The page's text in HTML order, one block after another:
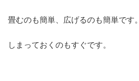
畳むのも簡単、広げるのも簡単です。
しまっておくのもすぐです。